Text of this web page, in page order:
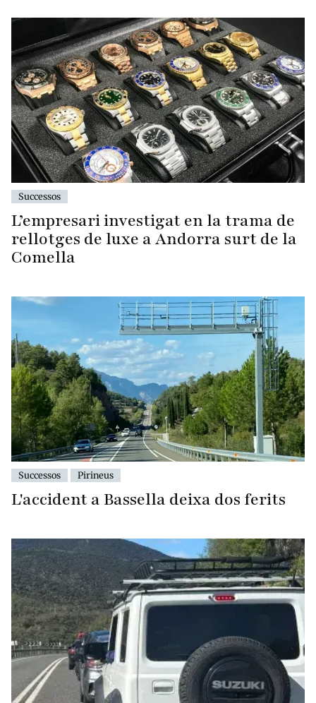
Successos
L’empresari investigat en la trama de
rellotges de luxe a Andorra surt de la
Comella
Successos Pirineus
L'accident a Bassella deixa dos ferits